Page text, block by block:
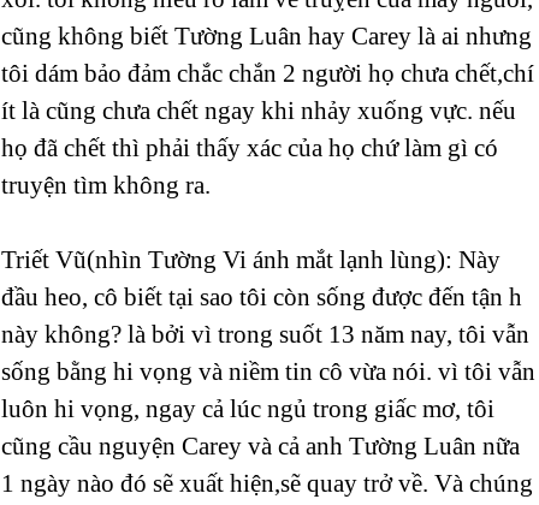
cũng không biết Tường Luân hay Carey là ai nhưng
tôi dám bảo đảm chắc chắn 2 người họ chưa chết,chí
ít là cũng chưa chết ngay khi nhảy xuống vực. nếu
họ đã chết thì phải thấy xác của họ chứ làm gì có
truyện tìm không ra.
Triết Vũ(nhìn Tường Vi ánh mắt lạnh lùng): Này
đầu heo, cô biết tại sao tôi còn sống được đến tận h
này không? là bởi vì trong suốt 13 năm nay, tôi vẫn
sống bằng hi vọng và niềm tin cô vừa nói. vì tôi vẫn
luôn hi vọng, ngay cả lúc ngủ trong giấc mơ, tôi
cũng cầu nguyện Carey và cả anh Tường Luân nữa
1 ngày nào đó sẽ xuất hiện,sẽ quay trở về. Và chúng